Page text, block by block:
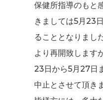
保健所指導のもと
きましては5月23
ることとなりまし
より再開致します
23日から5月27日
中止とさせて頂き